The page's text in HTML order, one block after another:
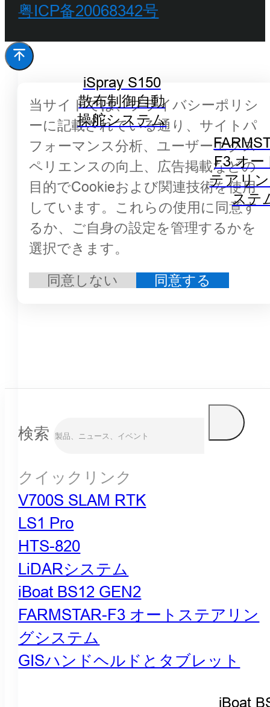
iSpray S150
散布制御自動
操舵システム
F3 オー
テアリ
ステ
iBoat
粤ICP备20068342号
当サイトでは、プライバシーポリシ
ーに記載されている通り、サイトパ
フォーマンス分析、ユーザーエクス
ペリエンスの向上、広告掲載などの
目的でCookieおよび関連技術を使用
しています。これらの使用に同意す
るか、ご自身の設定を管理するかを
選択できます。
同意しない 同意する
検索
クイックリンク
V700S SLAM RTK
LS1 Pro
HTS-820
LiDARシステム
iBoat BS12 GEN2
FARMSTAR-F3 オートステアリン
グシステム
GISハンドヘルドとタブレット